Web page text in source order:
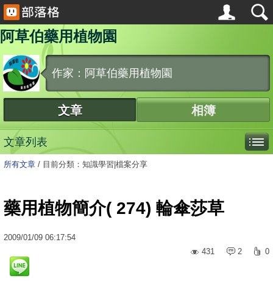
阿草伯藥用植物園
作家：阿草伯藥用植物園
文章 相簿
文章列表
所有文章 / 目前分類：知識學習|檔案分享
藥用植物簡介( 274) 輪傘莎草
2009/01/09 06:17:54
431
2 0